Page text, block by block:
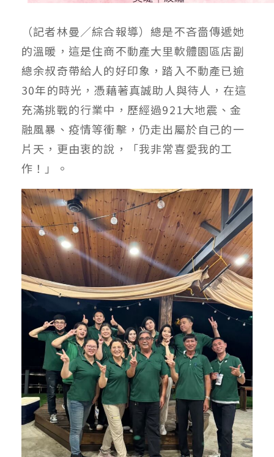
（記者林曼／綜合報導）總是不吝嗇傳遞她
的溫暖，這是住商不動產大里軟體園區店副
總余叔奇帶給人的好印象，踏入不動產已逾
30年的時光，憑藉著真誠助人與待人，在這
充滿挑戰的行業中，歷經過921大地震、金
融風暴、疫情等衝擊，仍走出屬於自己的一
片天，更由衷的說，「我非常喜愛我的工
作！」。